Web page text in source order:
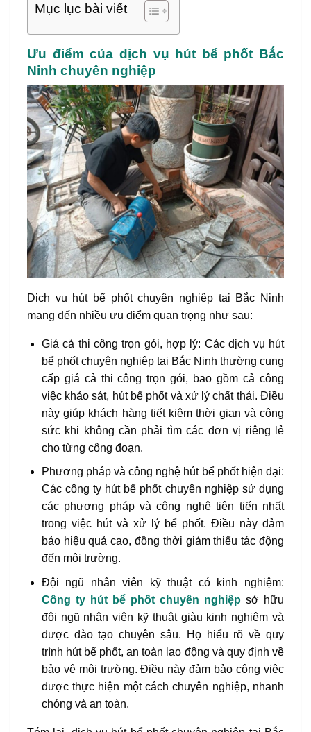
Mục lục bài viết
Ưu điểm của dịch vụ hút bể phốt Bắc
Ninh chuyên nghiệp
Dịch vụ hút bể phốt chuyên nghiệp tại Bắc Ninh
mang đến nhiều ưu điểm quan trọng như sau:
Giá cả thi công trọn gói, hợp lý: Các dịch vụ hút
bể phốt chuyên nghiệp tại Bắc Ninh thường cung
cấp giá cả thi công trọn gói, bao gồm cả công
việc khảo sát, hút bể phốt và xử lý chất thải. Điều
này giúp khách hàng tiết kiệm thời gian và công
sức khi không cần phải tìm các đơn vị riêng lẻ
cho từng công đoạn.
Phương pháp và công nghệ hút bể phốt hiện đại:
Các công ty hút bể phốt chuyên nghiệp sử dụng
các phương pháp và công nghệ tiên tiến nhất
trong việc hút và xử lý bể phốt. Điều này đảm
bảo hiệu quả cao, đồng thời giảm thiểu tác động
đến môi trường.
Đội ngũ nhân viên kỹ thuật có kinh nghiệm:
Công ty hút bể phốt chuyên nghiệpsở hữu
đội ngũ nhân viên kỹ thuật giàu kinh nghiệm và
được đào tạo chuyên sâu. Họ hiểu rõ về quy
trình hút bể phốt, an toàn lao động và quy định về
bảo vệ môi trường. Điều này đảm bảo công việc
được thực hiện một cách chuyên nghiệp, nhanh
chóng và an toàn.